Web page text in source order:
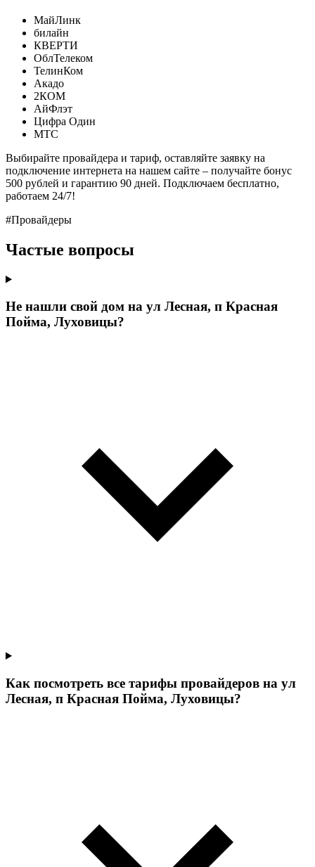
МайЛинк
билайн
КВЕРТИ
ОблТелеком
ТелинКом
Акадо
2КОМ
АйФлэт
Цифра Один
МТС
Выбирайте провайдера и тариф, оставляйте заявку на
подключение интернета на нашем сайте – получайте бонус
500 рублей и гарантию 90 дней. Подключаем бесплатно,
работаем 24/7!
#Провайдеры
Частые вопросы
Не нашли свой дом на ул Лесная, п Красная
Пойма, Луховицы?
Как посмотреть все тарифы провайдеров на ул
Лесная, п Красная Пойма, Луховицы?